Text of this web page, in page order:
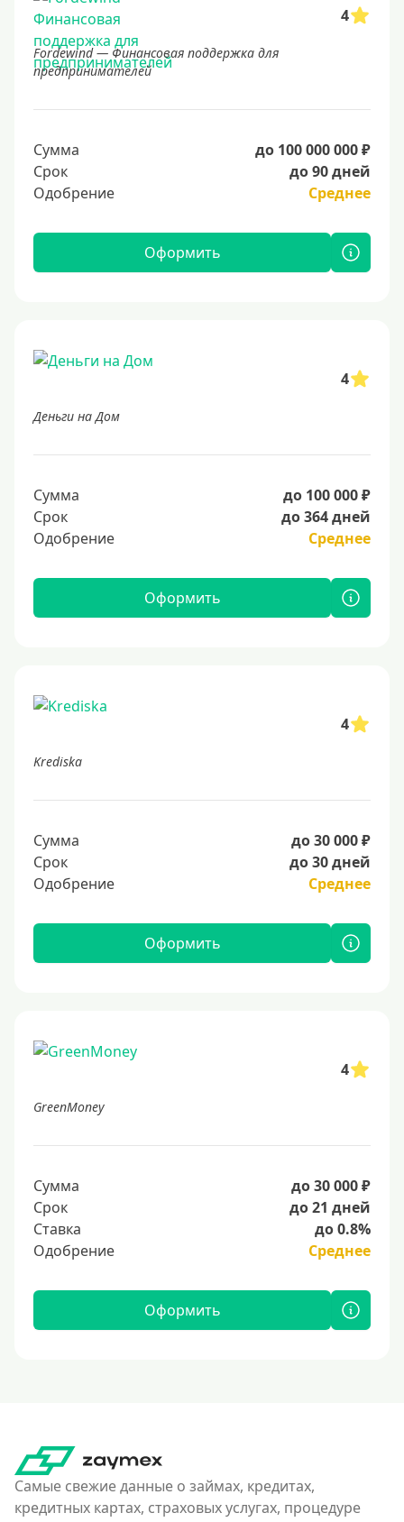
4
Fordewind — Финансовая поддержка для
предпринимателей
Сумма
до 100 000 000 ₽
Срок
до 90 дней
Одобрение
Среднее
Оформить
4
Деньги на Дом
Сумма
до 100 000 ₽
Срок
до 364 дней
Одобрение
Среднее
Оформить
4
Krediska
Сумма
до 30 000 ₽
Срок
до 30 дней
Одобрение
Среднее
Оформить
4
GreenMoney
Сумма
до 30 000 ₽
Срок
до 21 дней
Ставка
до 0.8%
Одобрение
Среднее
Оформить
Самые свежие данные о займах, кредитах,
кредитных картах, страховых услугах, процедуре